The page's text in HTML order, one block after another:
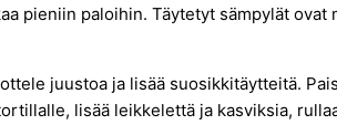
pieniin paloihin. Täytetyt sämpylät ovat
juustoa ja lisää suosikkitäytteitä.
lisää leikkelettä ja kasviksia,